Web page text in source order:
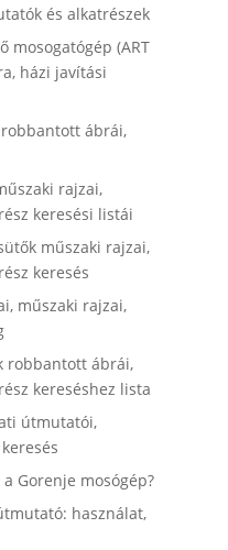
és alkatrészek
mosogatógép (ART
házi javítási
ábrái,
rajzai,
keresési listái
műszaki rajzai,
keresés
műszaki rajzai,
robbantott ábrái,
kereséshez lista
útmutatói,
Gorenje mosógép?
használat,